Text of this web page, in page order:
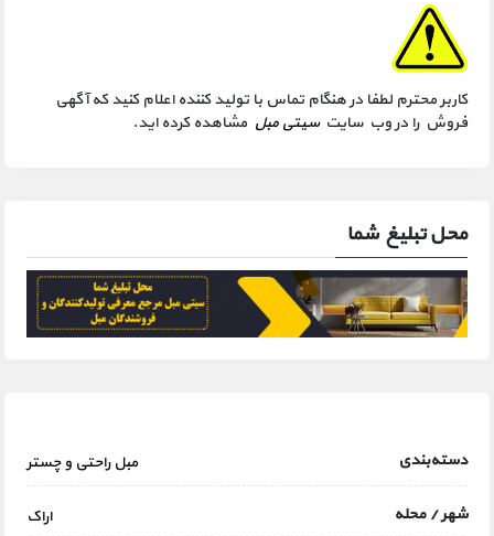
کاربر محترم لطفا در هنگام تماس با تولید کننده اعلام کنید که آگهی
فروش را در وب سایتسیتی مبل مشاهده کرده اید.
محل تبلیغ شما
دسته‌بندی مبل راحتی و چستر
شهر / محله اراک